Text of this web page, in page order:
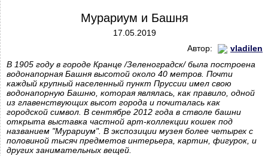
Мурариум и Башня
17.05.2019
Автор:
vladilen
В 1905 году в городе Кранце /Зеленоградск/ была построена
водонапорная Башня высотой около 40 метров. Почти
каждый крупный населенный пункт Пруссии имел свою
водонапорную Башню, которая являлась, как правило, одной
из главенствующих высот города и почиталась как
городской символ. В сентябре 2012 года в стволе башни
открыта выставка частной арт-коллекции кошек под
названием "Мурариум". В экспозиции музея более четырех с
половиной тысяч предметов интерьера, картин, фигурок, и
других занимательных вещей.